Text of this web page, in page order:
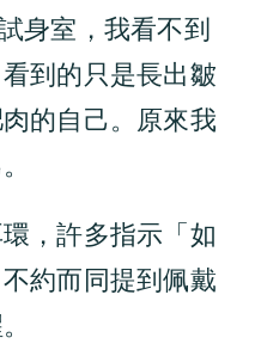
身室，我看不到
到的只是長出皺
的自己。原來我
，許多指示「如
約而同提到佩戴